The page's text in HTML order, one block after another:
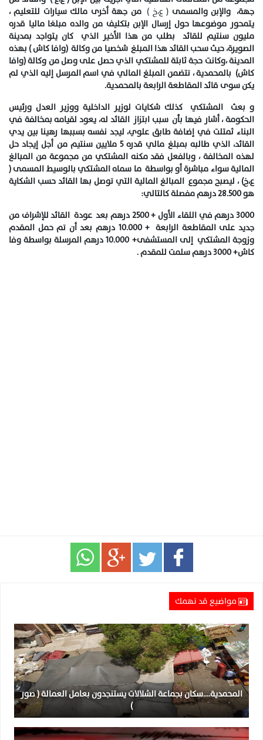
جهة، والإبن والمسمى ( ع،خ ) من جهة أخرى مالك سيارات للتعليم ،
يتمحور موضوعها حول إرسال الإبن بتكليف من والده مبلغا ماليا قدره
مليون سنتيم للقائد بطلب من هذا الأخير الذي كان يتواجد بمدينة
الصويرة، حيث سحب القائد هذا المبلغ شخصيا من وكالة (وافا كاش ) بهذه
المدينة ،وكانت حجة ثابتة للمشتكي الذي حصل على وصل من وكالة (وافا
كاش) بالمحمدية ، تتضمن المبلغ المالي في اسم المرسل إليه الذي لم
يكن سوى قائد المقاطعة الرابعة بالمحمدية.
و بعث المشتكي كذلك شكايات لوزير الداخلية ووزير العدل ورئيس
الحكومة ، أشار فيها بأن سبب ابتزاز القائد له، يعود لقيامه بمخالفة في
البناء ثمتلت في إضافة طابق علوي، ليجد نفسه بسببها رهينا بين يدي
القائد، الذي طالبه بمبلغ مالي قدره 5 ملايين سنتيم من أجل إيجاد حل
لهذه المخالفة ، وبالفعل فقد مكنه المشتكي من مجموعة من المبالغ
المالية سواء مباشرة أو بواسطة ما سماه المشتكي بالوسيط المسمى (
ع،خ) ، ليصبح مجموع المبالغ المالية التي توصل بها القائد حسب الشكاية
هو 28.500 درهم مفصلة كالتالي
:
3000
درهم في اللقاء الأول + 2500 درهم بعد عودة القائد للإشراف من
جديد على المقاطعة الرابعة + 10.000 درهم بعد أن تم حمل المقدم
وزوجة المشتكي إلى المستشفى+ 10.000 درهم المرسلة بواسطة وفا
كاش+ 3000 درهم سلمت للمقدم
.
مواضيع قد تهمك
المحمدية….سكان بجماعة الشلالات يستنجدون بعامل العمالة ( صور
)